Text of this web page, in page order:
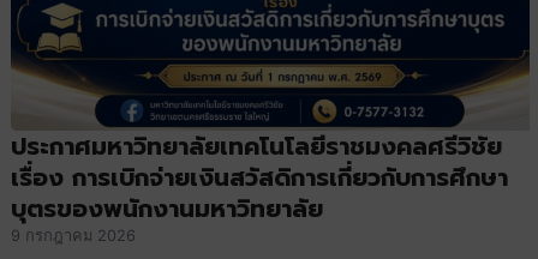
ประกาศมหาวิทยาลัยเทคโนโลยีราชมงคลศรีวิชัย
เรื่อง การเบิกจ่ายเงินสวัสดิการเกี่ยวกับการศึกษา
บุตรของพนักงานมหาวิทยาลัย
9 กรกฎาคม 2026